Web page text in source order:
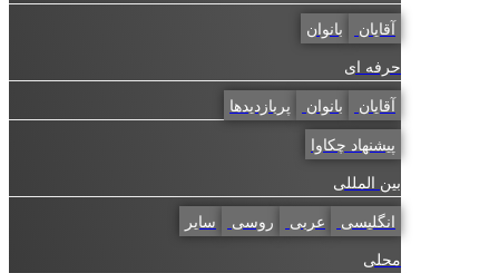
آقایان بانوان
حرفه ای
آقایان بانوان پربازدیدها
پیشنهاد چکاوا
بین المللی
انگلیسی عربی روسی سایر
محلی